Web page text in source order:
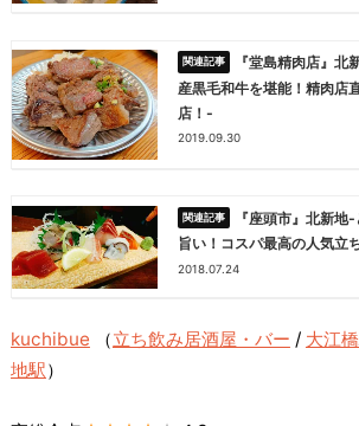
『堂島精肉店』北
産黒毛和牛を堪能！精肉店
店！-
2019.09.30
『座頭市』北新地
旨い！コスパ最高の人気立
2018.07.24
kuchibue （立ち飲み居酒屋・バー / 大江
地駅）